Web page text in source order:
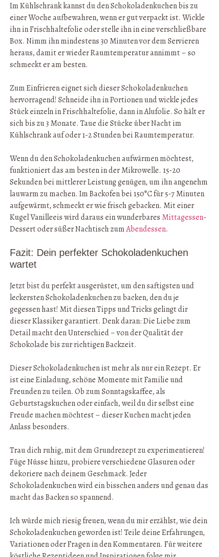
Im Kühlschrank kannst du den Schokoladenkuchen bis zu
einer Woche aufbewahren, wenn er gut verpackt ist. Wickle
ihn in Frischhaltefolie oder stelle ihn in eine verschließbare
Box. Nimm ihn mindestens 30 Minuten vor dem Servieren
heraus, damit er wieder Raumtemperatur annimmt – so
schmeckt er am besten.
Zum Einfrieren eignet sich dieser Schokoladenkuchen
hervorragend! Schneide ihn in Portionen und wickle jedes
Stück einzeln in Frischhaltefolie, dann in Alufolie. So hält er
sich bis zu 3 Monate. Taue die Stücke über Nacht im
Kühlschrank auf oder 1-2 Stunden bei Raumtemperatur.
Wenn du den Schokoladenkuchen aufwärmen möchtest,
funktioniert das am besten in der Mikrowelle. 15-20
Sekunden bei mittlerer Leistung genügen, um ihn angenehm
lauwarm zu machen. Im Backofen bei 150°C für 5-7 Minuten
aufgewärmt, schmeckt er wie frisch gebacken. Mit einer
Kugel Vanilleeis wird daraus ein wunderbares Mittagessen-
Dessert oder süßer Nachtisch zumAbendessen.
Fazit: Dein perfekter Schokoladenkuchen
wartet
Jetzt bist du perfekt ausgerüstet, um den saftigsten und
leckersten Schokoladenkuchen zu backen, den du je
gegessen hast! Mit diesen Tipps und Tricks gelingt dir
dieser Klassiker garantiert. Denk daran: Die Liebe zum
Detail macht den Unterschied – von der Qualität der
Schokolade bis zur richtigen Backzeit.
Dieser Schokoladenkuchen ist mehr als nur ein Rezept. Er
ist eine Einladung, schöne Momente mit Familie und
Freunden zu teilen. Ob zum Sonntagskaffee, als
Geburtstagskuchen oder einfach, weil du dir selbst eine
Freude machen möchtest – dieser Kuchen macht jeden
Anlass besonders.
Trau dich ruhig, mit dem Grundrezept zu experimentieren!
Füge Nüsse hinzu, probiere verschiedene Glasuren oder
dekoriere nach deinem Geschmack. Jeder
Schokoladenkuchen wird ein bisschen anders und genau das
macht das Backen so spannend.
Ich würde mich riesig freuen, wenn du mir erzählst, wie dein
Schokoladenkuchen geworden ist! Teile deine Erfahrungen,
Variationen oder Fragen in den Kommentaren. Für weitere